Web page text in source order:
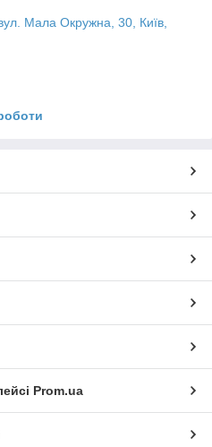
Мала Окружна, 30, Київ,
Prom.ua